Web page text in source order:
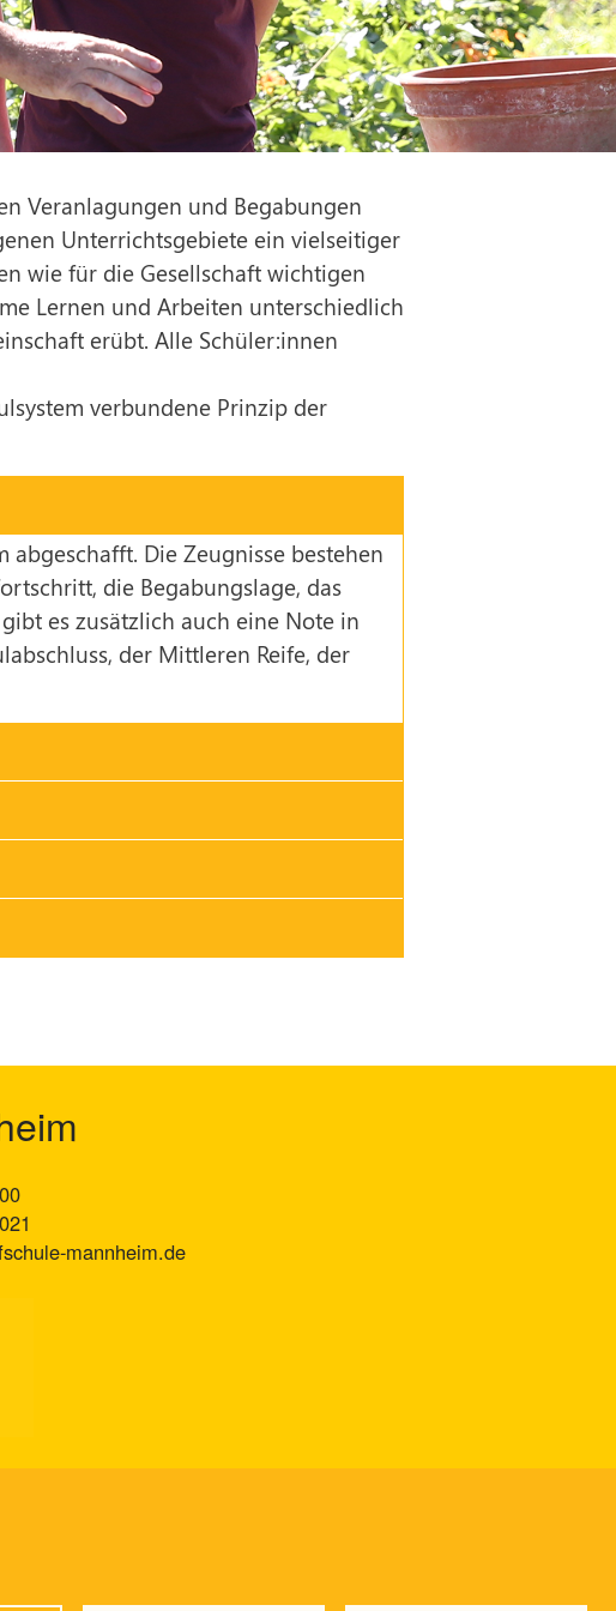
Veranlagungen und Begabungen
Unterrichtsgebiete ein vielseitiger
wie für die Gesellschaft wichtigen
Lernen und Arbeiten unterschiedlich
erübt. Alle Schüler:innen
verbundene Prinzip der
Die Zeugnisse bestehen
die Begabungslage, das
es zusätzlich auch eine Note in
der Mittleren Reife, der
mannheim.de